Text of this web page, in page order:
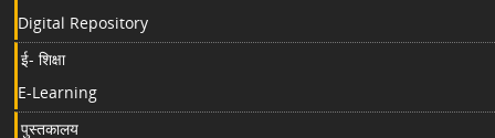
Digital Repository
ई- शिक्षा
E-Learning
पुस्तकालय